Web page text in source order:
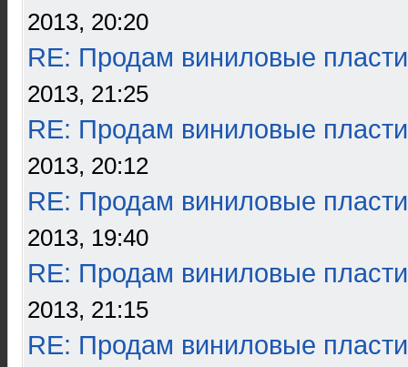
2013, 20:20
RE: Продам виниловые
2013, 21:25
RE: Продам виниловые
2013, 20:12
RE: Продам виниловые
2013, 19:40
RE: Продам виниловые
2013, 21:15
RE: Продам виниловые